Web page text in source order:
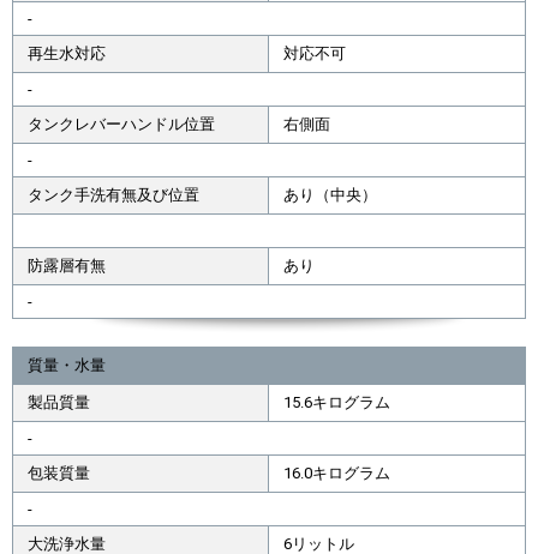
-
再生水対応
対応不可
-
タンクレバーハンドル位置
右側面
-
タンク手洗有無及び位置
あり（中央）
防露層有無
あり
-
質量・水量
製品質量
15.6キログラム
-
包装質量
16.0キログラム
-
大洗浄水量
6リットル